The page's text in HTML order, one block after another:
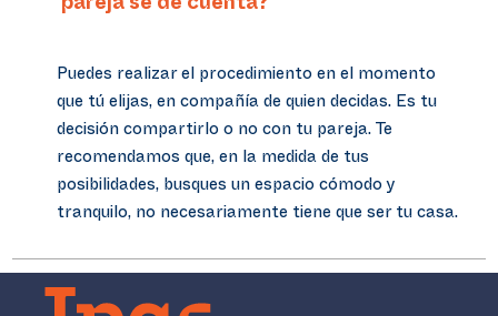
pareja se dé cuenta?
Puedes realizar el procedimiento en el momento
que tú elijas, en compañía de quien decidas. Es tu
decisión compartirlo o no con tu pareja. Te
recomendamos que, en la medida de tus
posibilidades, busques un espacio cómodo y
tranquilo, no necesariamente tiene que ser tu casa.